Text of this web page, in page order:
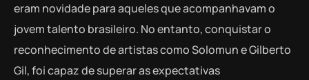
eram novidade para aqueles que acompanhavam o
jovem talento brasileiro. No entanto, conquistar o
reconhecimento de artistas como Solomun e Gilberto
Gil, foi capaz de superar as expectativas